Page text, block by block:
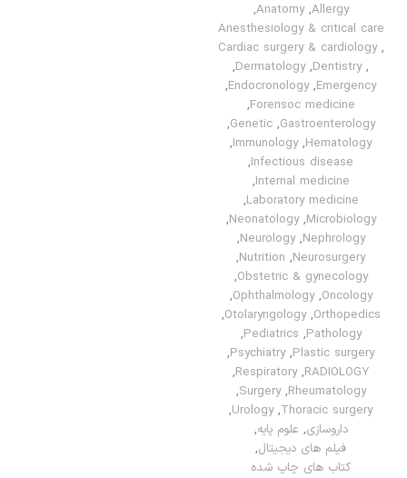
Allergy
,
Anatomy
,
Anesthesiology & critical care
,
Cardiac surgery & cardiology
,
Dentistry
,
Dermatology
,
Emergency
,
Endocronology
,
Forensoc medicine
,
Gastroenterology
,
Genetic
,
Hematology
,
Immunology
,
Infectious disease
,
Internal medicine
,
Laboratory medicine
,
Microbiology
,
Neonatology
,
Nephrology
,
Neurology
,
Neurosurgery
,
Nutrition
,
Obstetric & gynecology
,
Oncology
,
Ophthalmology
,
Orthopedics
,
Otolaryngology
,
Pathology
,
Pediatrics
,
Plastic surgery
,
Psychiatry
,
RADIOLOGY
,
Respiratory
,
Rheumatology
,
Surgery
,
Thoracic surgery
,
Urology
,
داروسازی, علوم پایه,
فیلم های دیجیتال,
کتاب های چاپ شده